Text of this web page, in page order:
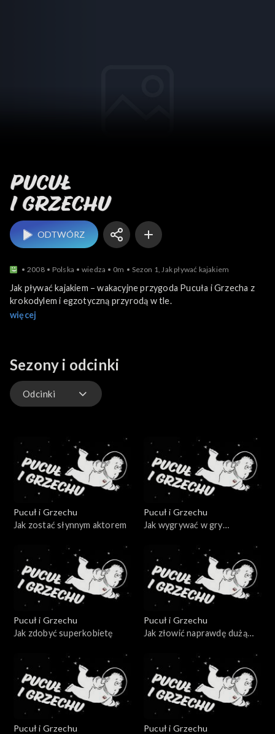
ODTWÓRZ
2008 Polska wiedza 0m Sezon 1, Jak pływać kajakiem
Jak pływać kajakiem – wakacyjne przygoda Pucuła i Grzecha z
krokodylem i egzotyczną przyrodą w tle.
więcej
Sezony i odcinki
Odcinki
Pucuł i Grzechu
Jak zostać słynnym aktorem
Pucuł i Grzechu
Jak wygrywać w gry
Pucuł i Grzechu
Jak zdobyć superkobietę
Pucuł i Grzechu
Jak złowić naprawdę dużą
Pucuł i Grzechu
Pucuł i Grzechu